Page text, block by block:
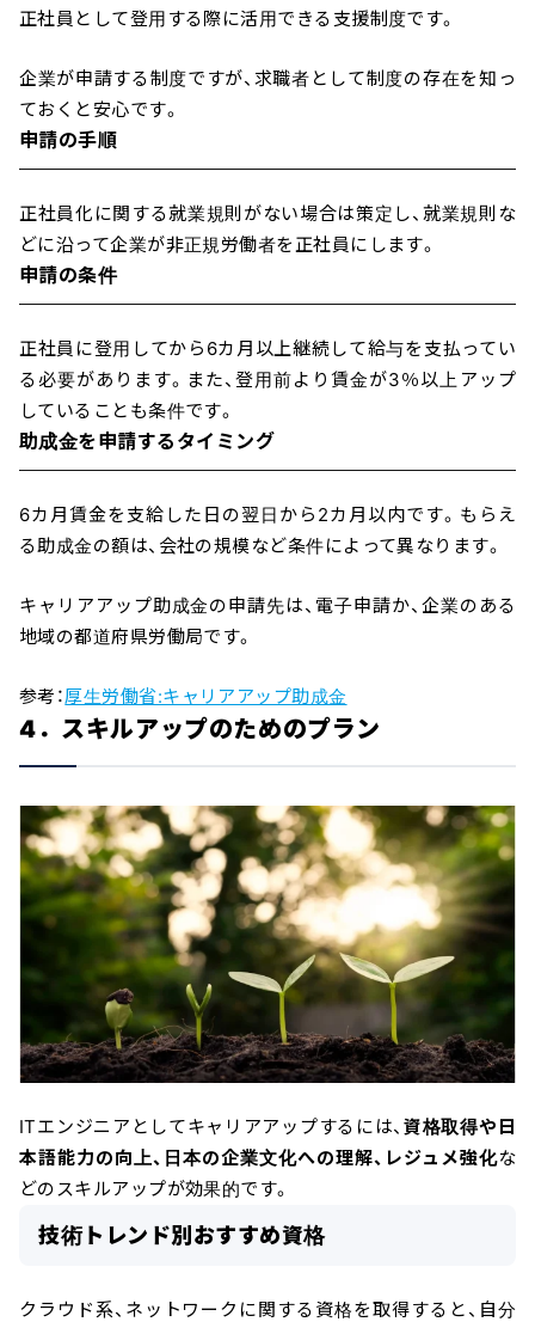
正社員として登用する際に活用できる支援制度です。
企業が申請する制度ですが、求職者として制度の存在を知っ
ておくと安心です。
申請の手順
正社員化に関する就業規則がない場合は策定し、就業規則な
どに沿って企業が非正規労働者を正社員にします。
申請の条件
正社員に登用してから6カ月以上継続して給与を支払ってい
る必要があります。また、登用前より賃金が3％以上アップ
していることも条件です。
助成金を申請するタイミング
6カ月賃金を支給した日の翌日から2カ月以内です。もらえ
る助成金の額は、会社の規模など条件によって異なります。
キャリアアップ助成金の申請先は、電子申請か、企業のある
地域の都道府県労働局です。
参考：厚生労働省:キャリアアップ助成金
4．スキルアップのためのプラン
ITエンジニアとしてキャリアアップするには、資格取得や日
本語能力の向上、日本の企業文化への理解、レジュメ強化な
どのスキルアップが効果的です。
技術トレンド別おすすめ資格
クラウド系、ネットワークに関する資格を取得すると、自分